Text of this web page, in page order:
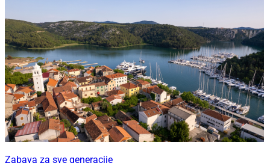
Zabava za sve generacije